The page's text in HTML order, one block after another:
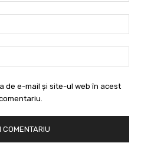
de e-mail și site-ul web în acest